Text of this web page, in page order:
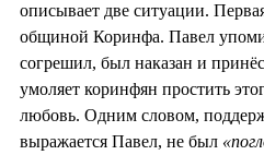
описывает две ситуации.
общиной Коринфа. Павел
согрешил, был наказан и
умоляет коринфян простить
любовь. Одним словом,
выражается Павел, не был